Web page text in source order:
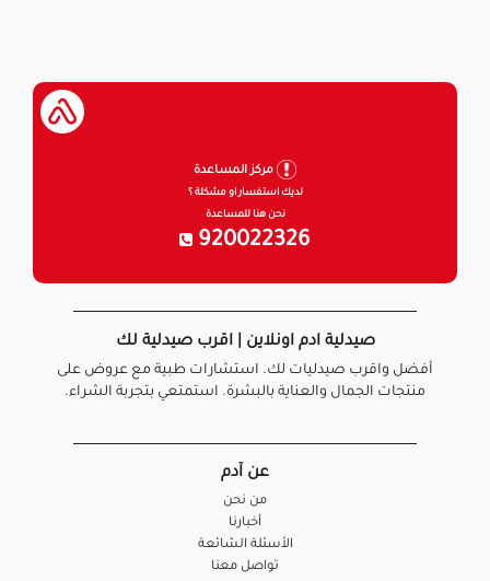
مركز المساعدة
لديك استفسار او مشكلة ؟
نحن هنا للمساعدة
920022326
صيدلية ادم اونلاين | اقرب صيدلية لك
أفضل واقرب صيدليات لك. استشارات طبية مع عروض على
منتجات الجمال والعناية بالبشرة. استمتعي بتجربة الشراء.
عن آدم
من نحن
أخبارنا
الأسئلة الشائعة
تواصل معنا